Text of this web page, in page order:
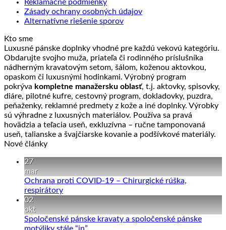
Reklamačné podmienky
Zásady ochrany osobných údajov
Alternatívne riešenie sporov
Kto sme
Luxusné pánske doplnky vhodné pre každú vekovú kategóriu.
Obdarujte svojho muža, priateľa či rodinného príslušníka
nádherným kravatovým setom, šálom, koženou aktovkou,
opaskom či luxusnými hodinkami. Výrobný program
pokrýva kompletne manažersku oblasť, t.j. aktovky, spisovky,
diáre, pilotné kufre, cestovný program, dokladovky, puzdra,
peňaženky, reklamné predmety z kože a iné doplnky. Výrobky
sú výhradne z luxusných materiálov. Používa sa pravá
hovädzia a teľacia useň, exkluzívna – ručne tamponovaná
useň, talianske a švajčiarske kovanie a podšívkové materiály.
Nové články
27
mar
Ochrana proti COVID-19 – Chirurgické rúška,
respirátoryŽiadne
Ochrana
proti
02
okt
Spoločenské pánske kravaty a spoločenské pánske
motýliky stále “in”